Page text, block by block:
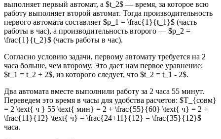
выполняет первый автомат, а $t_2$ — время, за которое всю
работу выполняет второй автомат. Тогда производительность
первого автомата составляет $p_1 = \frac{1}{t_1}$ (часть
работы в час), а производительность второго — $p_2 =
\frac{1}{t_2}$ (часть работы в час).
Согласно условию задачи, первому автомату требуется на 2
часа больше, чем второму. Это дает нам первое уравнение:
$t_1 = t_2 + 2$, из которого следует, что $t_2 = t_1 - 2$.
Два автомата вместе выполнили работу за 2 часа 55 минут.
Переведем это время в часы для удобства расчетов: $T_{совм}
= 2 \text{ ч } 55 \text{ мин} = 2 + \frac{55}{60} \text{ ч} = 2 +
\frac{11}{12} \text{ ч} = \frac{24+11}{12} = \frac{35}{12}$
часа.